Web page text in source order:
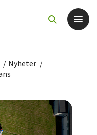
/ Nyheter /